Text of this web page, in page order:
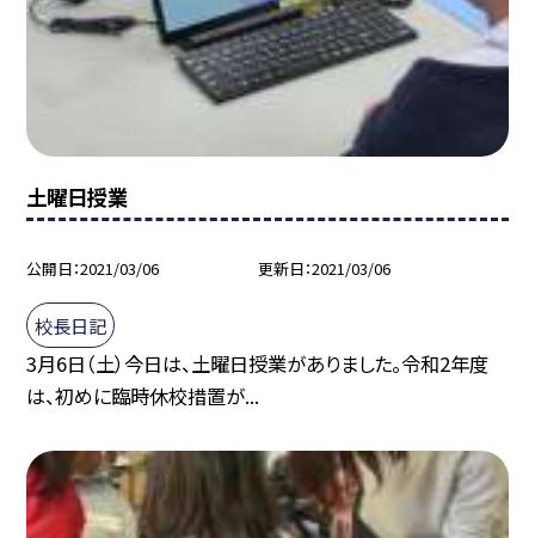
土曜日授業
公開日 2021/03/06 更新日 2021/03/06
校長日記
3月6日（土）今日は、土曜日授業がありました。令和2年度
は、初めに臨時休校措置が...